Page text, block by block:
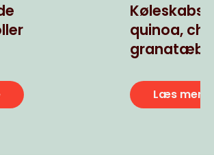
quinoa,
Læs mere